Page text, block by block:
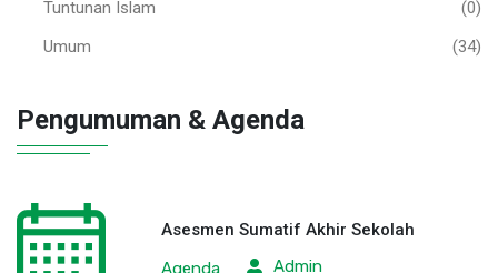
Tuntunan Islam
(0)
Umum
(34)
Pengumuman & Agenda
Asesmen Sumatif Akhir Sekolah
Agenda
Admin